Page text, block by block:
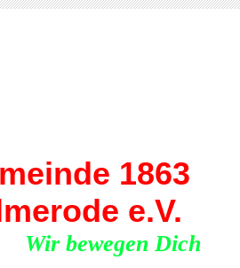
1863
e.V.
Dich